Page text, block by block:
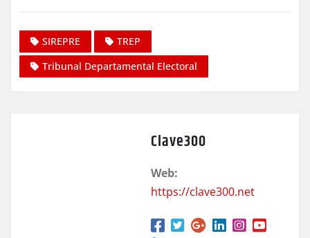
SIREPRE
TREP
Tribunal Departamental Electoral
Clave300
Web:
https://clave300.net